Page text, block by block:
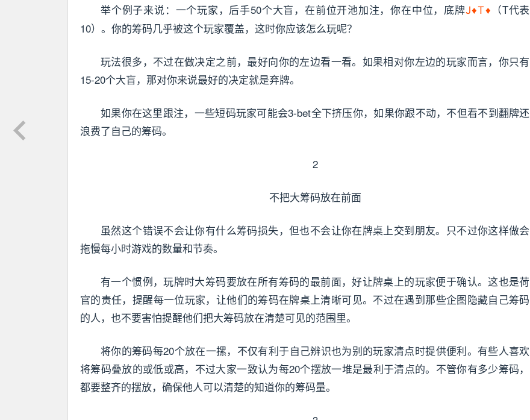
举个例子来说：一个玩家，后手50个大盲，在前位开池加注，你在中位，底牌J♦T♦
（T代表
10）。你的筹码几乎被这个玩家覆盖，这时你应该怎么玩呢？
玩法很多，不过在做决定之前，最好向你的左边看一看。如果相对你左边的玩家而言，你只有
15-20个大盲，那对你来说最好的决定就是弃牌。
如果你在这里跟注，一些短码玩家可能会3-bet全下挤压你，如果你跟不动，不但看不到翻牌还
浪费了自己的筹码。
2
不把大筹码放在前面
虽然这个错误不会让你有什么筹码损失，但也不会让你在牌桌上交到朋友。只不过你这样做会
拖慢每小时游戏的数量和节奏。
有一个惯例，玩牌时大筹码要放在所有筹码的最前面，好让牌桌上的玩家便于确认。这也是荷
官的责任，提醒每一位玩家，让他们的筹码在牌桌上清晰可见。不过在遇到那些企图隐藏自己筹码
的人，也不要害怕提醒他们把大筹码放在清楚可见的范围里。
将你的筹码每20个放在一摞，不仅有利于自己辨识也为别的玩家清点时提供便利。有些人喜欢
将筹码叠放的或低或高，不过大家一致认为每20个摆放一堆是最利于清点的。不管你有多少筹码，
都要整齐的摆放，确保他人可以清楚的知道你的筹码量。